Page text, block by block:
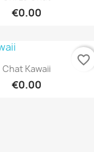
€0.00
Quick view
Chat Kawaii
€0.00
favorite_border